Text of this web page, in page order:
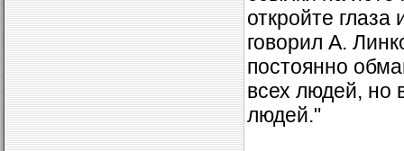
откройте глаза
говорил А.
постоянно
всех людей, но
людей."